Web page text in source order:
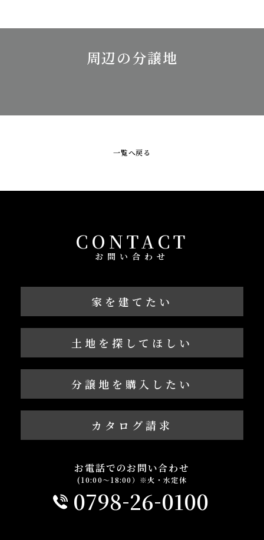
周辺の分譲地
一覧へ戻る
CONTACT
お問い合わせ
家を建てたい
土地を探してほしい
分譲地を購入したい
カタログ請求
お電話でのお問い合わせ
(10:00～18:00）※火・水定休
0798-26-0100